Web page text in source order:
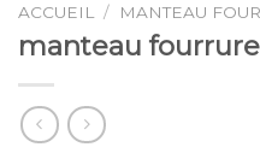
ACCUEIL / MANTEAU
manteau